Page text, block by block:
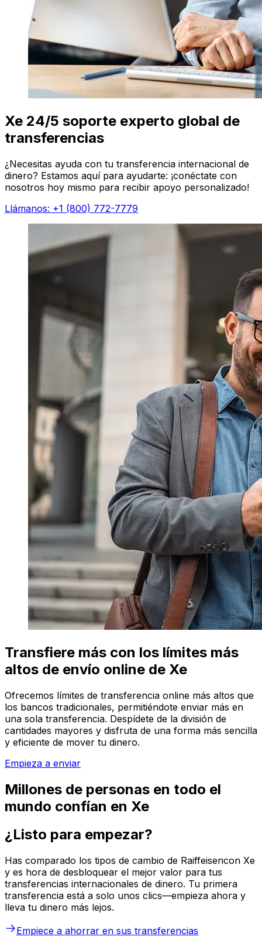
Xe 24/5 soporte experto global de
transferencias
¿Necesitas ayuda con tu transferencia internacional de
dinero? Estamos aquí para ayudarte: ¡conéctate con
nosotros hoy mismo para recibir apoyo personalizado!
Llámanos: +1 (800) 772-7779
Transfiere más con los límites más
altos de envío online de Xe
Ofrecemos límites de transferencia online más altos que
los bancos tradicionales, permitiéndote enviar más en
una sola transferencia. Despídete de la división de
cantidades mayores y disfruta de una forma más sencilla
y eficiente de mover tu dinero.
Empieza a enviar
Millones de personas en todo el
mundo confían en Xe
¿Listo para empezar?
Has comparado los tipos de cambio de Raiffeisencon Xe
y es hora de desbloquear el mejor valor para tus
transferencias internacionales de dinero. Tu primera
transferencia está a solo unos clics—empieza ahora y
lleva tu dinero más lejos.
Empiece a ahorrar en sus transferencias